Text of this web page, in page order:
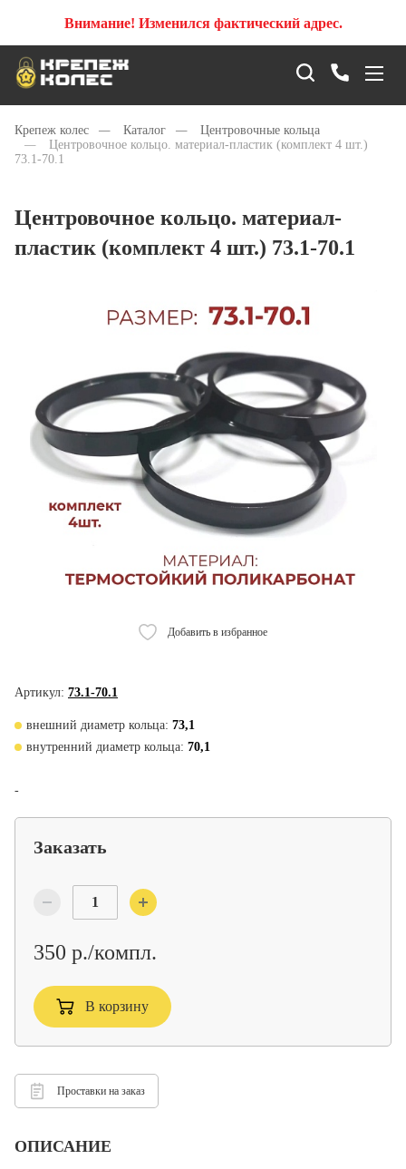
Внимание! Изменился фактический адрес.
Крепеж колес — Каталог —
Центровочные кольца
—
Центровочное кольцо. материал-пластик (комплект 4 шт.)
73.1-70.1
Центровочное кольцо. материал-
пластик (комплект 4 шт.) 73.1-70.1
Добавить в избранное
Артикул: 73.1-70.1
внешний диаметр кольца: 73,1
внутренний диаметр кольца: 70,1
-
Заказать
350 р./компл.
В корзину
Проставки на заказ
ОПИСАНИЕ